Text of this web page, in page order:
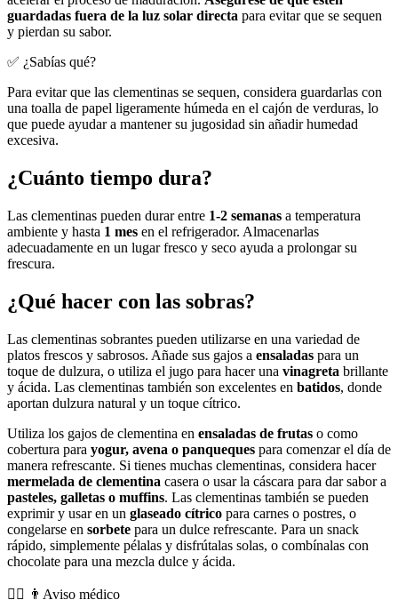
guardadas fuera de la luz solar directa para evitar que se sequen
y pierdan su sabor.
✅ ¿Sabías qué?
Para evitar que las clementinas se sequen, considera guardarlas con
una toalla de papel ligeramente húmeda en el cajón de verduras, lo
que puede ayudar a mantener su jugosidad sin añadir humedad
excesiva.
¿Cuánto tiempo dura?
Las clementinas pueden durar entre 1-2 semanas a temperatura
ambiente y hasta 1 mes en el refrigerador. Almacenarlas
adecuadamente en un lugar fresco y seco ayuda a prolongar su
frescura.
¿Qué hacer con las sobras?
Las clementinas sobrantes pueden utilizarse en una variedad de
platos frescos y sabrosos. Añade sus gajos a ensaladas para un
toque de dulzura, o utiliza el jugo para hacer una vinagreta brillante
y ácida. Las clementinas también son excelentes en batidos, donde
aportan dulzura natural y un toque cítrico.
Utiliza los gajos de clementina en ensaladas de frutas o como
cobertura para yogur, avena o panqueques para comenzar el día de
manera refrescante. Si tienes muchas clementinas, considera hacer
mermelada de clementina casera o usar la cáscara para dar sabor a
pasteles, galletas o muffins. Las clementinas también se pueden
exprimir y usar en un glaseado cítrico para carnes o postres, o
congelarse en sorbete para un dulce refrescante. Para un snack
rápido, simplemente pélalas y disfrútalas solas, o combínalas con
chocolate para una mezcla dulce y ácida.
👨‍⚕️️ 👨Aviso médico